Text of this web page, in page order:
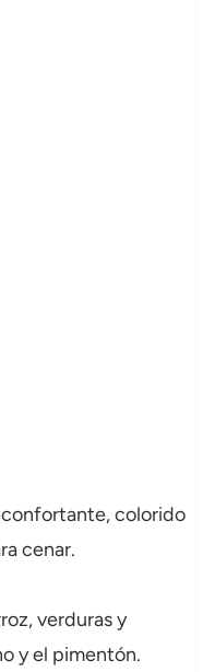
colorido
cenar.
verduras y
y el pimentón.